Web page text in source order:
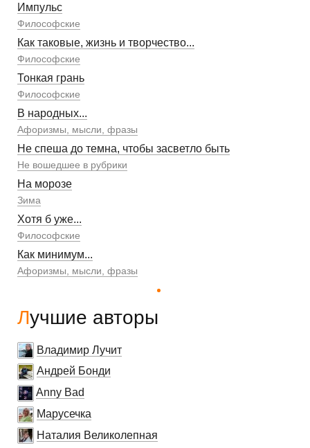
Импульс
Философские
Как таковые, жизнь и творчество...
Философские
Тонкая грань
Философские
В народных...
Афоризмы, мысли, фразы
Не спеша до темна, чтобы засветло быть
Не вошедшее в рубрики
На морозе
Зима
Хотя б уже...
Философские
Как минимум...
Афоризмы, мысли, фразы
Лучшие авторы
Владимир Лучит
Андрей Бонди
Anny Bad
Марусечка
Наталия Великолепная